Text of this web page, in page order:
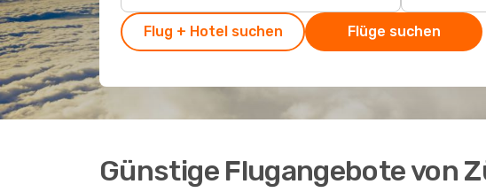
Flug + Hotel suchen Flüge suchen
Günstige Flugangebote von